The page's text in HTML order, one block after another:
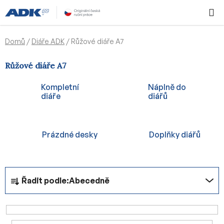
na
obsah
KOŠÍK
Domů / Diáře ADK / Růžové diáře A7
Růžové diáře A7
Kompletní
diáře
Náplně do
diářů
Prázdné desky Doplňky diářů
Ř
z
e
Řadit podle:Abecedně